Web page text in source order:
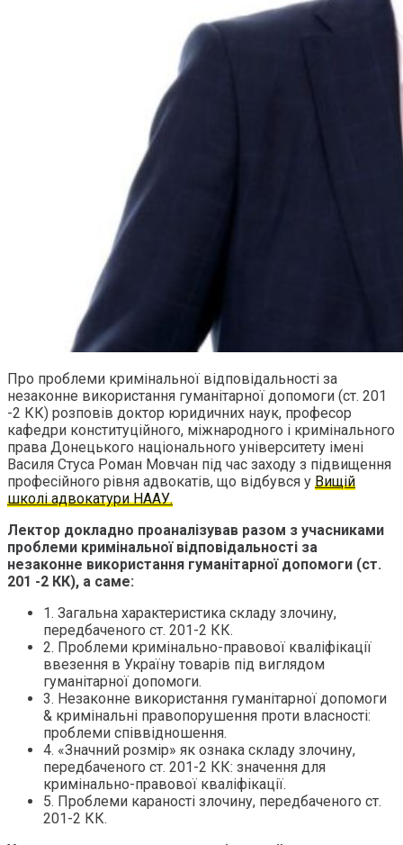
Про проблеми кримінальної відповідальності за
незаконне використання гуманітарної допомоги (ст. 201
-2 КК) розповів доктор юридичних наук, професор
кафедри конституційного, міжнародного і кримінального
права Донецького національного університету імені
Василя Стуса Роман Мовчан під час заходу з підвищення
професійного рівня адвокатів, що відбувся у Вищій
школі адвокатури НААУ.
Лектор докладно проаналізував разом з учасниками
проблеми кримінальної відповідальності за
незаконне використання гуманітарної допомоги (ст.
201 -2 КК), а саме:
1. Загальна характеристика складу злочину,
передбаченого ст. 201-2 КК.
2. Проблеми кримінально-правової кваліфікації
ввезення в Україну товарів під виглядом
гуманітарної допомоги.
3. Незаконне використання гуманітарної допомоги
& кримінальні правопорушення проти власності:
проблеми співвідношення.
4. «Значний розмір» як ознака складу злочину,
передбаченого ст. 201-2 КК: значення для
кримінально-правової кваліфікації.
5. Проблеми караності злочину, передбаченого ст.
201-2 КК.